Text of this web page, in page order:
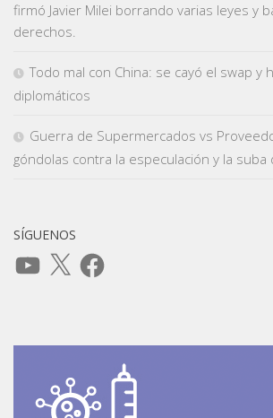
firmó Javier Milei borrando varias leyes y
derechos.
Todo mal con China: se cayó el swap y
diplomáticos
Guerra de Supermercados vs
góndolas contra la especulación y la suba
SÍGUENOS
YouTube
X Facebook